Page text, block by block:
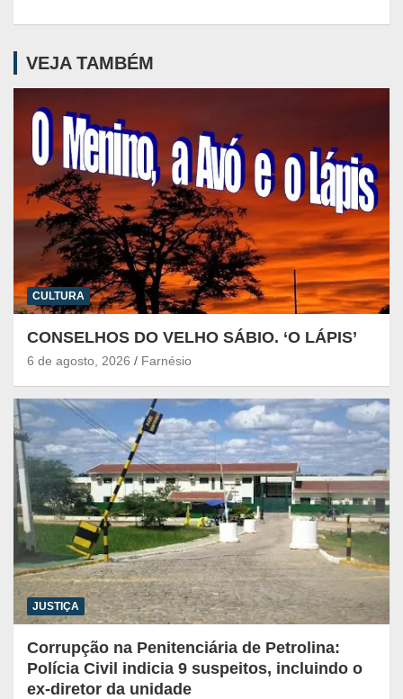
VEJA TAMBÉM
CULTURA
CONSELHOS DO VELHO SÁBIO. ‘O LÁPIS’
6 de agosto, 2026 Farnésio
JUSTIÇA
Corrupção na Penitenciária de Petrolina:
Polícia Civil indicia 9 suspeitos, incluindo o
ex-diretor da unidade